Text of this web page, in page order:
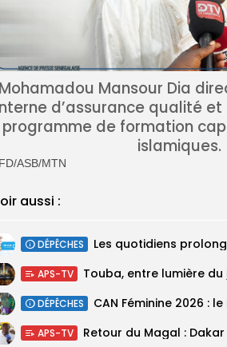
Mansour Dia
d’assurance qualité
programme de formation
islamiques.
ASB/MTN
aussi :
DÉPÊCHES Les quotidiens
APS-TV Touba, entre lumière
DÉPÊCHES
APS-TV